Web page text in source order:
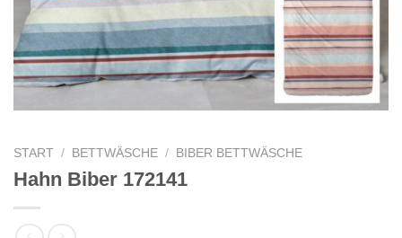
START / BETTWÄSCHE / BIBER BETTWÄSCHE
Hahn Biber 172141